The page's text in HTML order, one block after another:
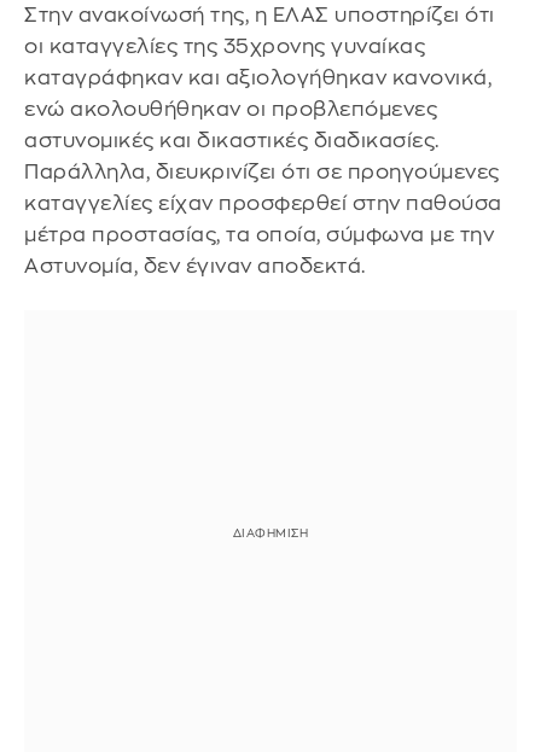
Στην ανακοίνωσή της, η ΕΛΑΣ υποστηρίζει ότι
οι καταγγελίες της 35χρονης γυναίκας
καταγράφηκαν και αξιολογήθηκαν κανονικά,
ενώ ακολουθήθηκαν οι προβλεπόμενες
αστυνομικές και δικαστικές διαδικασίες.
Παράλληλα, διευκρινίζει ότι σε προηγούμενες
καταγγελίες είχαν προσφερθεί στην παθούσα
μέτρα προστασίας, τα οποία, σύμφωνα με την
Αστυνομία, δεν έγιναν αποδεκτά.